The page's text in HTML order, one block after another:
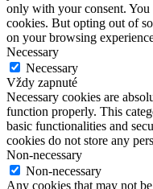
only with your consent. You
cookies. But opting out of
on your browsing
Necessary
Necessary
Vždy zapnuté
Necessary cookies are
function properly. This
basic functionalities and
cookies do not store any
Non-necessary
Non-necessary
Any cookies that may not